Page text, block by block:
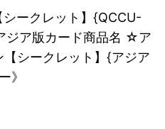
ークレット】{QCCU-
ジア版カード商品名 ☆ア
シークレット】{アジア
》